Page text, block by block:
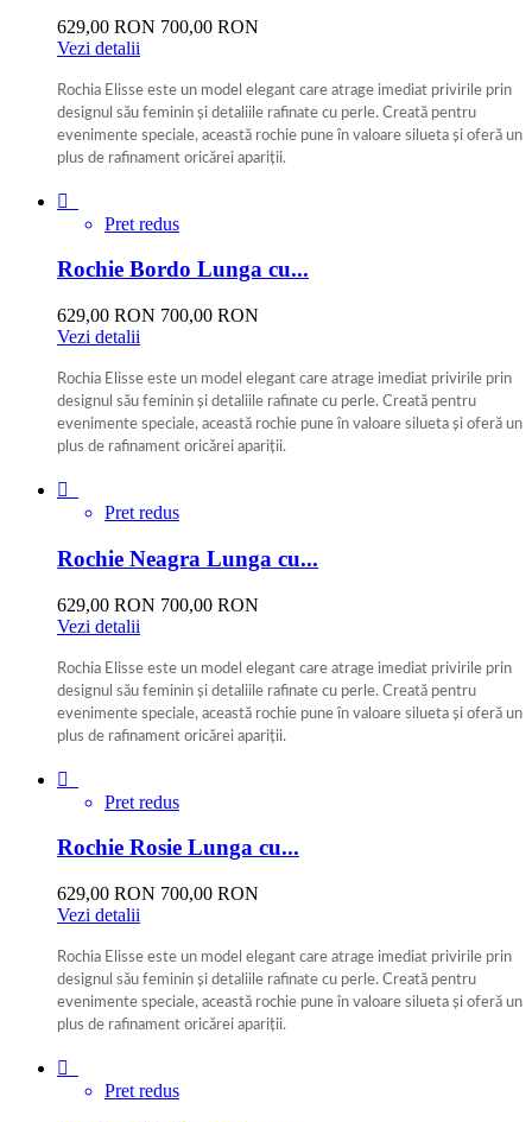
629,00 RON 700,00 RON
Vezi detalii
Rochia Elisse este un model elegant care atrage imediat privirile prin
designul său feminin și detaliile rafinate cu perle. Creată pentru
evenimente speciale, această rochie pune în valoare silueta și oferă un
plus de rafinament oricărei apariții.
bleumarine

Pret redus
Rochie Bordo Lunga cu...
629,00 RON 700,00 RON
Vezi detalii
Rochia Elisse este un model elegant care atrage imediat privirile prin
designul său feminin și detaliile rafinate cu perle. Creată pentru
evenimente speciale, această rochie pune în valoare silueta și oferă un
plus de rafinament oricărei apariții.
bordo

Pret redus
Rochie Neagra Lunga cu...
629,00 RON 700,00 RON
Vezi detalii
Rochia Elisse este un model elegant care atrage imediat privirile prin
designul său feminin și detaliile rafinate cu perle. Creată pentru
evenimente speciale, această rochie pune în valoare silueta și oferă un
plus de rafinament oricărei apariții.
negru

Pret redus
Rochie Rosie Lunga cu...
629,00 RON 700,00 RON
Vezi detalii
Rochia Elisse este un model elegant care atrage imediat privirile prin
designul său feminin și detaliile rafinate cu perle. Creată pentru
evenimente speciale, această rochie pune în valoare silueta și oferă un
plus de rafinament oricărei apariții.
Rosu

Pret redus